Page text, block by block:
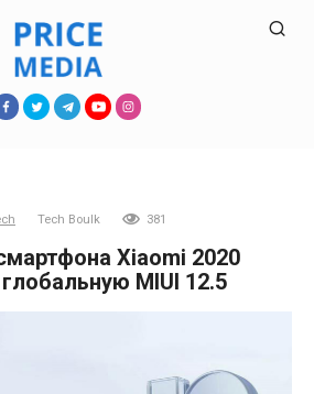
Tech Boulk 381
Xiaomi 2020
MIUI 12.5